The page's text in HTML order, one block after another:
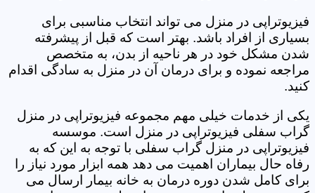
فیزیوتراپی در منزل می تواند انتخاب مناسبی برای
بسیاری از افراد باشد. بهتر است که قبل از پیشرفته
شدن مشکل خود در هر ناحیه از بدن، به متخصص
مراجعه نموده و برای درمان آن در منزل به سادگی اقدام
کنید.
یکی از خدمات خیلی مهم مجموعه فیزیوتراپی در منزل
گراب سفلی فیزیوتراپی در منزل است. موسسه
فیزیوتراپی در منزل گراب سفلی با توجه به این که به
رفاه حال بیماران اهمیت می دهد همه ابزار مورد نیاز را
برای کامل شدن دوره درمان به خانه بیمار ارسال می